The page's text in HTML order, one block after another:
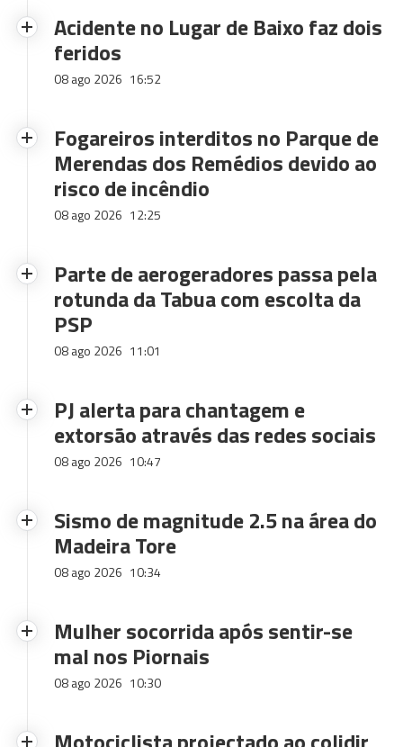
Acidente no Lugar de Baixo faz dois
feridos
08 ago 2026 16:52
Fogareiros interditos no Parque de
Merendas dos Remédios devido ao
risco de incêndio
08 ago 2026 12:25
Parte de aerogeradores passa pela
rotunda da Tabua com escolta da
PSP
08 ago 2026 11:01
PJ alerta para chantagem e
extorsão através das redes sociais
08 ago 2026 10:47
Sismo de magnitude 2.5 na área do
Madeira Tore
08 ago 2026 10:34
Mulher socorrida após sentir-se
mal nos Piornais
08 ago 2026 10:30